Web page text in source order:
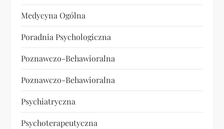
Medycyna Ogólna
Poradnia Psychologiczna
Poznawczo-Behawioralna
Poznawczo-Behawioralna
Psychiatryczna
Psychoterapeutyczna